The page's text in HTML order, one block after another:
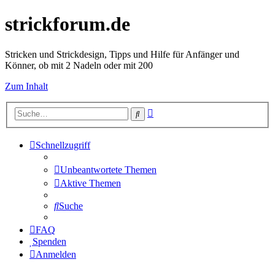
strickforum.de
Stricken und Strickdesign, Tipps und Hilfe für Anfänger und
Könner, ob mit 2 Nadeln oder mit 200
Zum Inhalt
Suche
Schnellzugriff
Unbeantwortete Themen
Aktive Themen
Suche
FAQ
Spenden
Anmelden